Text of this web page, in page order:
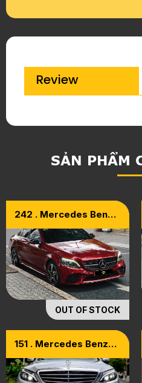
Review
SẢN PHẨM
242 . Mercedes Benz
OUT OF STOCK
151 . Mercedes Benz
2018